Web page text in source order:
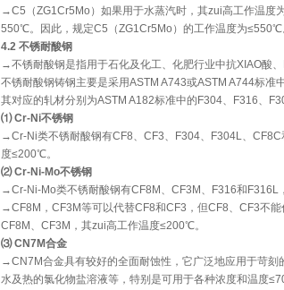
→C5（ZG1Cr5Mo）如果用于水蒸汽时，其zui高工作温
550℃。因此，规定C5（ZG1Cr5Mo）的工作温度为≤550℃
4.2 不锈耐酸钢
→不锈耐酸钢是指用于石化及化工、化肥行业中抗XIAO酸
不锈耐酸钢铸钢主要是采用ASTM A743或ASTM A744标
其对应的轧材分别为ASTM A182标准中的F304、F316、
⑴ Cr-Ni不锈钢
→Cr-Ni类不锈耐酸钢有CF8、CF3、F304、F304L、
度≤200℃。
⑵ Cr-Ni-Mo不锈钢
→Cr-Ni-Mo类不锈耐酸钢有CF8M、CF3M、F316和F316L
→CF8M，CF3M等可以代替CF8和CF3，但CF8、CF3不
CF8M、CF3M，其zui高工作温度≤200℃。
⑶ CN7M合金
→CN7M合金具有较好的全面耐蚀性，它广泛地应用于苛
水及热的氯化物盐溶液等，特别是可用于各种浓度和温度